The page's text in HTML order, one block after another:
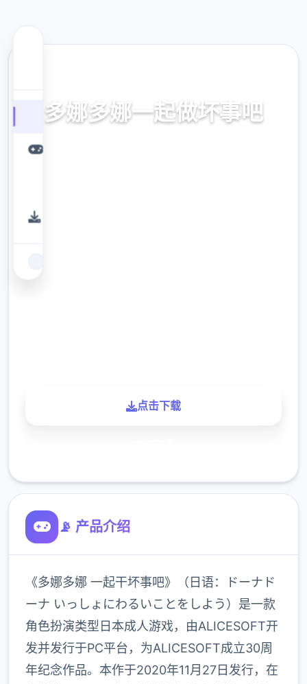
多娜多娜一起做坏事吧
官方中文，中文下载，中文入口，官网入口，
点击下载
📡 产品介绍
《多娜多娜 一起干坏事吧》（日语：ドーナド
ーナ いっしょにわるいことをしよう）是一款
角色扮演类型日本成人游戏，由ALICESOFT开
发并发行于PC平台，为ALICESOFT成立30周
年纪念作品。本作于2020年11月27日发行，在